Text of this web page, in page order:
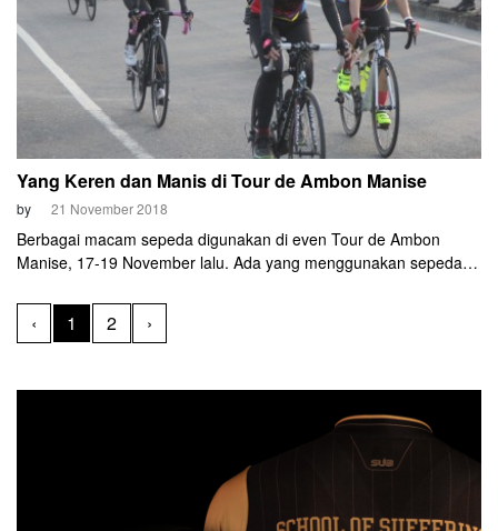
Yang Keren dan Manis di Tour de Ambon Manise
by 21 November 2018
Berbagai macam sepeda digunakan di even Tour de Ambon
Manise, 17-19 November lalu. Ada yang menggunakan sepeda
tapi mayoritas menggunakan road bike. Siapa saja dan sepeda
apa yang mereka gunakan untuk merasakan asyiknya bersepeda
‹ 1 2 ›